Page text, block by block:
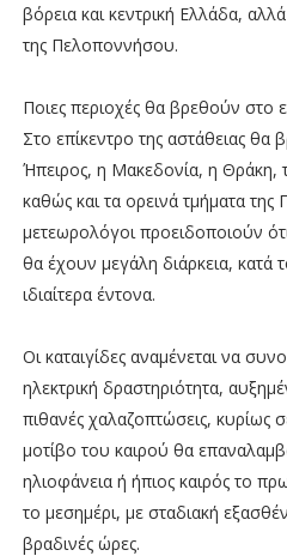
βόρεια και κεντρική Ελλάδα,
της Πελοποννήσου.
Ποιες περιοχές θα βρεθούν στο
Στο επίκεντρο της αστάθειας
Ήπειρος, η Μακεδονία, η Θράκη,
καθώς και τα ορεινά τμήματα
μετεωρολόγοι προειδοποιούν
θα έχουν μεγάλη διάρκεια, κατά
ιδιαίτερα έντονα.
Οι καταιγίδες αναμένεται να
ηλεκτρική δραστηριότητα,
πιθανές χαλαζοπτώσεις, κυρίως
μοτίβο του καιρού θα
ηλιοφάνεια ή ήπιος καιρός το
το μεσημέρι, με σταδιακή
βραδινές ώρες.